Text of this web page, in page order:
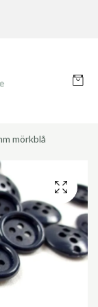
mörkblå